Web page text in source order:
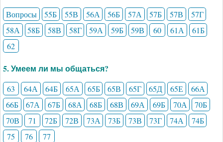
Вопросы 55Б 55В 56А 56Б 57А 57Б 57В
57Г
58А
58Б 58В 58Г 59А 59Б 59В 60 61А
61Б
62
5. Умеем ли мы общаться?
63 64А 64Б 65А 65Б 65В 65Г 65Д 65Е
66А
66Б
67А 67Б 68А 68Б 68В 69А 69Б 70А
70Б
70В
71 72Б 72В 73А 73Б 73В 73Г 74А
74Б
75
76 77